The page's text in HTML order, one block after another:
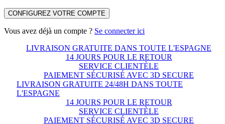
CONFIGUREZ VOTRE COMPTE
Vous avez déjà un compte ? Se connecter ici
LIVRAISON GRATUITE DANS TOUTE L'ESPAGNE
14 JOURS POUR LE RETOUR
SERVICE CLIENTÈLE
PAIEMENT SÉCURISÉ AVEC 3D SECURE
LIVRAISON GRATUITE 24/48H DANS TOUTE
L'ESPAGNE
14 JOURS POUR LE RETOUR
SERVICE CLIENTÈLE
PAIEMENT SÉCURISÉ AVEC 3D SECURE